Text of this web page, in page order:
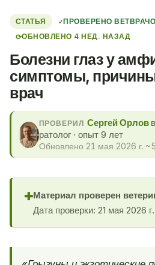
СТАТЬЯ
ПРОВЕРЕНО
⟳ОБНОВЛЕНО 4 НЕД. НАЗАД
Болезни глаз у
симптомы,
врач
ПРОВЕРИЛ Сергей Орлов
ратолог · опыт 9 лет
Обновлено 21 мая 2026 г.
✚Материал проверен
Дата проверки: 21 мая 2026